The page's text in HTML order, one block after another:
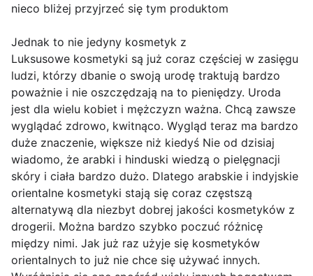
nieco bliżej przyjrzeć się tym produktom
Jednak to nie jedyny kosmetyk z
Luksusowe kosmetyki są już coraz częściej w zasięgu
ludzi, którzy dbanie o swoją urodę traktują bardzo
poważnie i nie oszczędzają na to pieniędzy. Uroda
jest dla wielu kobiet i mężczyzn ważna. Chcą zawsze
wyglądać zdrowo, kwitnąco. Wygląd teraz ma bardzo
duże znaczenie, większe niż kiedyś Nie od dzisiaj
wiadomo, że arabki i hinduski wiedzą o pielęgnacji
skóry i ciała bardzo dużo. Dlatego arabskie i indyjskie
orientalne kosmetyki stają się coraz częstszą
alternatywą dla niezbyt dobrej jakości kosmetyków z
drogerii. Można bardzo szybko poczuć różnicę
między nimi. Jak już raz użyje się kosmetyków
orientalnych to już nie chce się używać innych.